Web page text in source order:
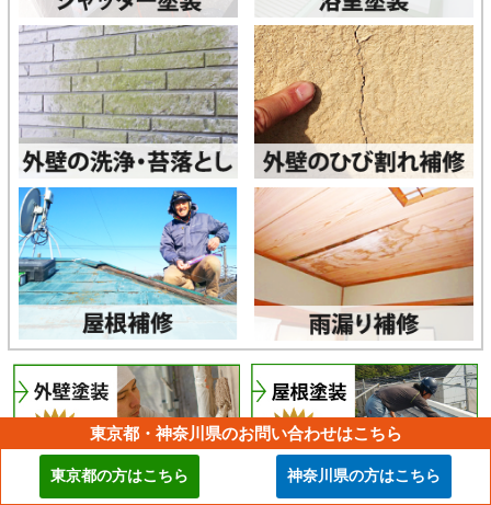
東京都・神奈川県のお問い合わせはこちら
東京都の方はこちら 神奈川県の方はこちら